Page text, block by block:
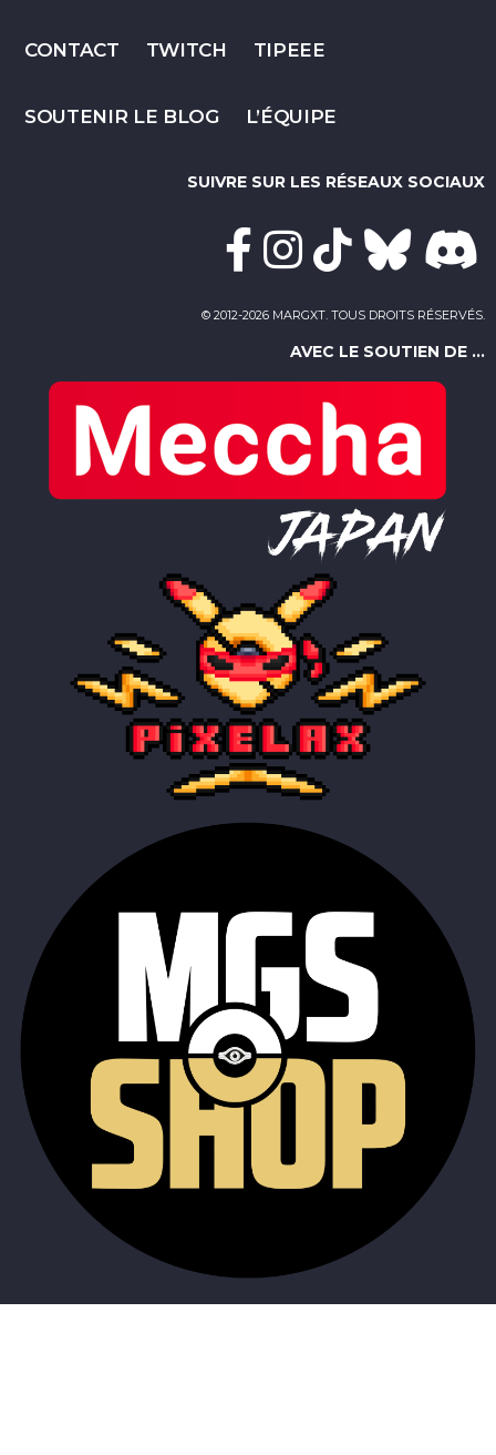
CONTACT TWITCH TIPEEE
SOUTENIR LE BLOG L’ÉQUIPE
SUIVRE SUR LES RÉSEAUX SOCIAUX
© 2012-2026 MARGXT. TOUS DROITS RÉSERVÉS.
AVEC LE SOUTIEN DE ...